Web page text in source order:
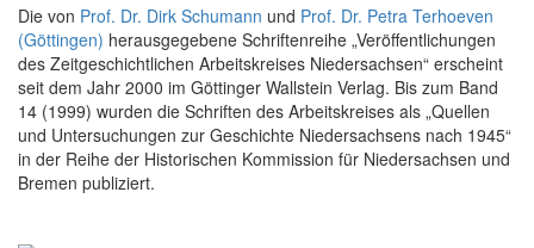
Die von Prof. Dr. Dirk Schumann und Prof. Dr. Petra Terhoeven
(Göttingen) herausgegebene Schriftenreihe „Veröffentlichungen
des Zeitgeschichtlichen Arbeitskreises Niedersachsen“ erscheint
seit dem Jahr 2000 im Göttinger Wallstein Verlag. Bis zum Band
14 (1999) wurden die Schriften des Arbeitskreises als „Quellen
und Untersuchungen zur Geschichte Niedersachsens nach 1945“
in der Reihe der Historischen Kommission für Niedersachsen und
Bremen publiziert.